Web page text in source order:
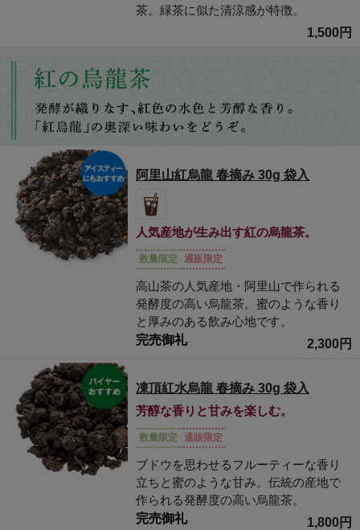
茶。緑茶に似た清涼感が特徴。
1,500円
阿里山紅烏龍 春摘み 30g 袋入
人気産地が生み出す紅の烏龍茶。
数量限定 通販限定
高山茶の人気産地・阿里山で作られる
発酵度の高い烏龍茶。蜜のような香り
と厚みのある飲み心地です。
完売御礼
2,300円
凍頂紅水烏龍 春摘み 30g 袋入
芳醇な香りと甘みを楽しむ。
数量限定 通販限定
ブドウを思わせるフルーティーな香り
立ちと蜜のような甘み。伝統の産地で
作られる発酵度の高い烏龍茶。
完売御礼
1,800円